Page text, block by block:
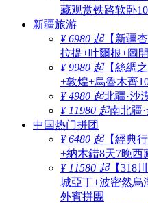
藏观赏铁路软卧
新疆旅游
¥ 6980 起【新疆
拉提+吐爾根+圖
¥ 9980 起【絲綢
+敦煌+烏魯木齊
¥ 4980 起北疆·沙
¥ 11980 起南北疆
中国热门拼团
¥ 6480 起【經典
+納木錯8天7晚西
¥ 11580 起【318
城亞丁+波密然烏
外賓拼團